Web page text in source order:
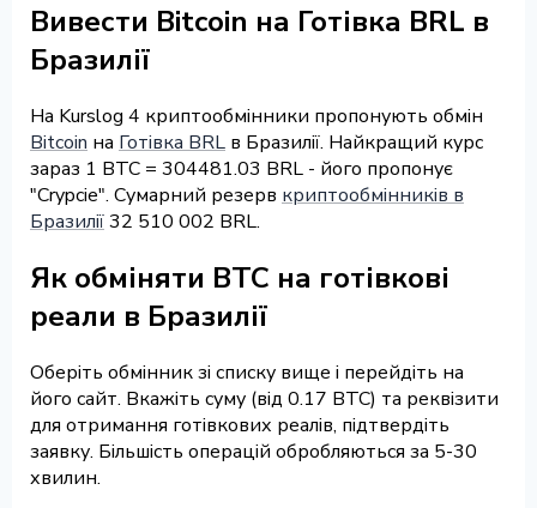
Вивести Bitcoin на Готівка BRL в
Бразилії
На Kurslog 4 криптообмінники пропонують обмін
Bitcoin на Готівка BRL в Бразилії. Найкращий курс
зараз 1 BTC = 304481.03 BRL - його пропонує
"Crypcie". Сумарний резерв криптообмінників в
Бразилії32 510 002 BRL.
Як обміняти BTC на готівкові
реали в Бразилії
Оберіть обмінник зі списку вище і перейдіть на
його сайт. Вкажіть суму (від 0.17 BTC) та реквізити
для отримання готівкових реалів, підтвердіть
заявку. Більшість операцій обробляються за 5-30
хвилин.